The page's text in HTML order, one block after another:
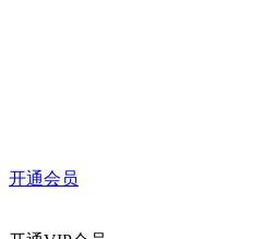
开通会员